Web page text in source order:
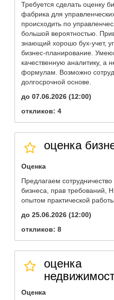
Требуется сделать оценку
фабрика для
происходить по
большой вероятностью.
знающий хорошо бух-учет,
бизнес-планирование.
качественную аналитику, а
формулам. Возможно
долгосрочной основе.
до 07.06.2026 (12:00)
откликов: 4
оценка
Оценка
Предлагаем
бизнеса, прав требований,
опытом практической работы
до 25.06.2026 (12:00)
откликов: 8
оценка
Оценка